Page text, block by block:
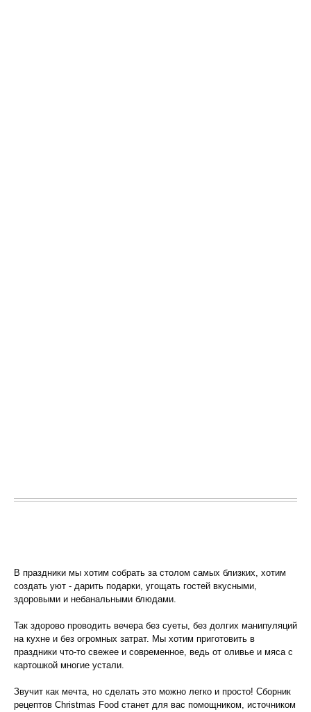
В праздники мы хотим собрать за столом самых близких, хотим
создать уют - дарить подарки, угощать гостей вкусными,
здоровыми и небанальными блюдами.
Так здорово проводить вечера без суеты, без долгих манипуляций
на кухне и без огромных затрат. Мы хотим приготовить в
праздники что-то свежее и современное, ведь от оливье и мяса с
картошкой многие устали.
Звучит как мечта, но сделать это можно легко и просто! Сборник
рецептов Christmas Food станет для ваc помощником, источником